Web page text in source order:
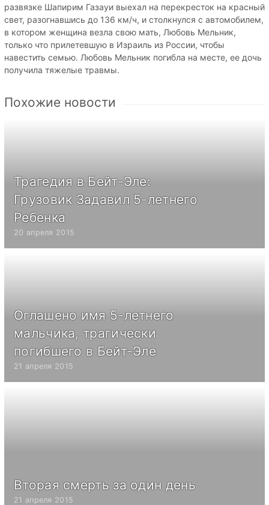
развязке Шапирим Газауи выехал на перекресток на красный
свет, разогнавшись до 136 км/ч, и столкнулся с автомобилем,
в котором женщина везла свою мать, Любовь Мельник,
только что прилетевшую в Израиль из России, чтобы
навестить семью. Любовь Мельник погибла на месте, ее дочь
получила тяжелые травмы.
Похожие новости
Трагедия в Бейт-Эле:
Грузовик Задавил 5-летнего
Ребенка
20 апреля 2015
Оглашено имя 5-летнего
мальчика, трагически
погибшего в Бейт-Эле
21 апреля 2015
Вторая смерть за один день
21 апреля 2015